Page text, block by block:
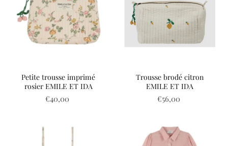
Petite trousse imprimé
rosier EMILE ET IDA
€40,00
Trousse brodé citron
EMILE ET IDA
€56,00